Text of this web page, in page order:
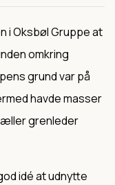
i Oksbøl Gruppe at
omkring
grund var på
havde masser
grenleder
idé at udnytte